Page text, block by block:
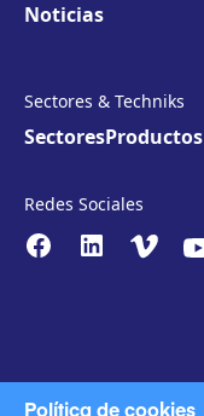
Política de cookies
Noticias
Sectores & Techniks
SectoresProductos
Redes Sociales